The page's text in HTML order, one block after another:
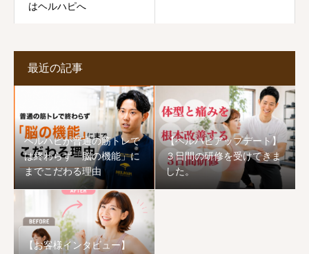
はヘルハピへ
最近の記事
ヘルハピが普通の筋トレで
は終わらず「脳の機能」に
までこだわる理由
【ヘルハピアップデート】
３日間の研修を受けてきま
した。
【お客様インタビュー】